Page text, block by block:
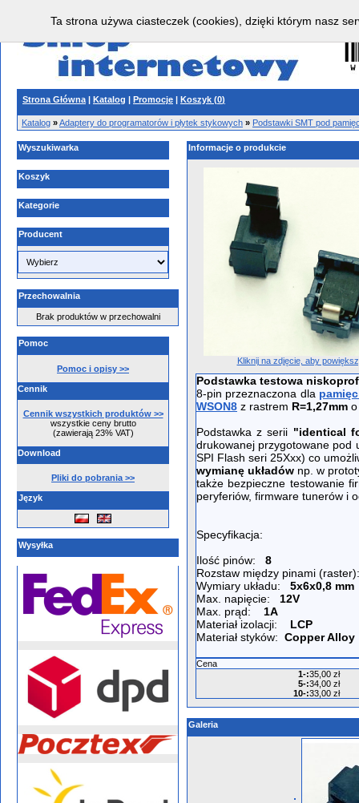
Strona Główna | Katalog | Promocje | Koszyk (0)
Katalog »Adaptery do programatorów i płytek stykowych » Podstawki SMT pod
Wyszukiwarka
Koszyk
Kategorie
Producent
Przechowalnia
Brak produktów w przechowalni
Pomoc
Pomoc i opisy >>
Cennik
Cennik wszystkich produktów >>
wszystkie ceny brutto
(zawierają 23% VAT)
Download
Pliki do pobrania >>
Język
Wysyłka
Informacje o produkcie
Kliknij na zdjęcie, aby
Podstawka testowa
8-pin przeznaczona dla
WSON8 z rastrem R=1,27mm
Podstawka z serii "identical
drukowanej przygotowane pod
SPI Flash seri 25Xxx) co
wymianę układów np. w
także bezpieczne testowanie
peryferiów, firmware tunerów i
Specyfikacja:
Ilość pinów: 8
Rozstaw między pinami
Wymiary układu: 5x6x0,8 mm
Max. napięcie: 12V
Max. prąd: 1A
Materiał izolacji: LCP
Materiał styków: Copper Alloy
Cena
1-:35,00 zł
5-:34,00 zł
10-:33,00 zł
Galeria
Ta strona używa ciasteczek (cookies), dzięki którym nasz